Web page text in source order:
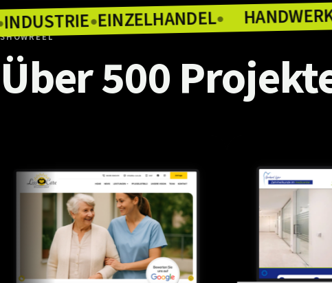
●INDUSTRIE●EINZELHANDEL●
SHOWREEL
Über500